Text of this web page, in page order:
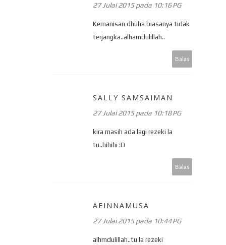
27 Julai 2015 pada 10:16 PG
Kemanisan dhuha biasanya tidak
terjangka..alhamdulillah..
Balas
SALLY SAMSAIMAN
27 Julai 2015 pada 10:18 PG
kira masih ada lagi rezeki la
tu..hihihi :D
Balas
AEINNAMUSA
27 Julai 2015 pada 10:44 PG
alhmdulillah..tu la rezeki